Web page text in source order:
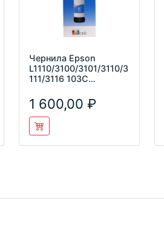
Чернила Epson
L1110/3100/3101/3110/3
111/3116 103С
(65мл)
1 600,00